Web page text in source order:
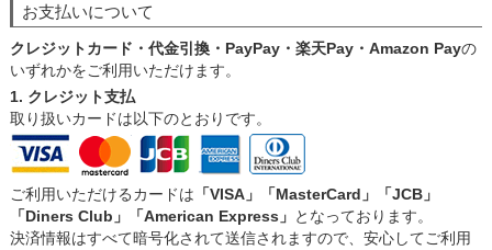
お支払いについて
クレジットカード・代金引換・PayPay・楽天Pay・Amazon Payの
いずれかをご利用いただけます。
1. クレジット支払
取り扱いカードは以下のとおりです。
ご利用いただけるカードは 「VISA」「MasterCard」「JCB」
「Diners Club」「American Express」 となっております。
決済情報はすべて暗号化されて送信されますので、安心してご利用